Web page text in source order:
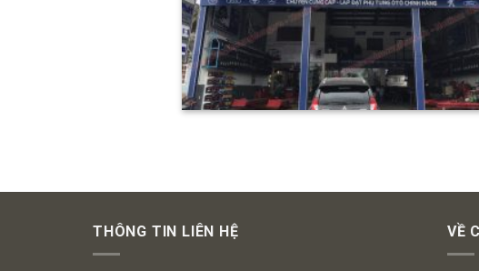
THÔNG TIN LIÊN HỆ VỀ